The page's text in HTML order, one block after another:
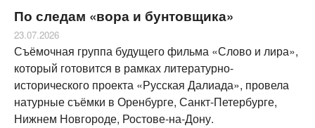
По следам «вора и бунтовщика»
23.07.2026
Съёмочная группа будущего фильма «Слово и лира»,
который готовится в рамках литературно-
исторического проекта «Русская Далиада», провела
натурные съёмки в Оренбурге, Санкт-Петербурге,
Нижнем Новгороде, Ростове-на-Дону.